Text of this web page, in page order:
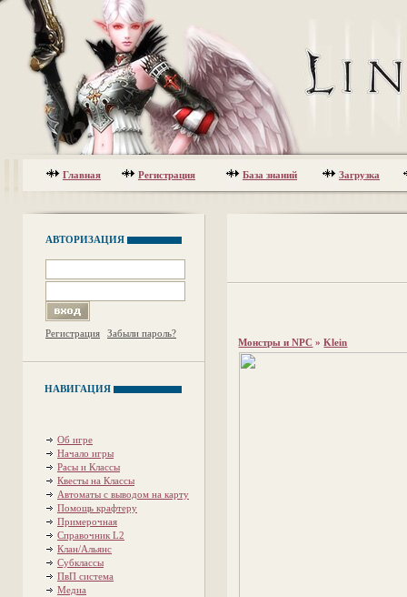
Главная Регистрация База знаний Загрузка
АВТОРИЗАЦИЯ
Регистрация Забыли пароль?
НАВИГАЦИЯ
Об игре
Начало игры
Расы и Классы
Квесты на Классы
Автоматы с выводом на карту
Помощь крафтеру
Примерочная
Справочник L2
Клан/Альянс
Субклассы
ПвП система
Медиа
Монстры и NPC »Klein